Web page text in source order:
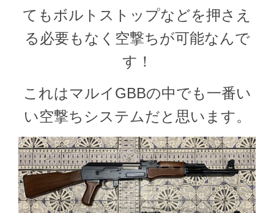
てもボルトストップなどを押さえ
る必要もなく空撃ちが可能なんで
す！
これはマルイGBBの中でも一番い
い空撃ちシステムだと思います。